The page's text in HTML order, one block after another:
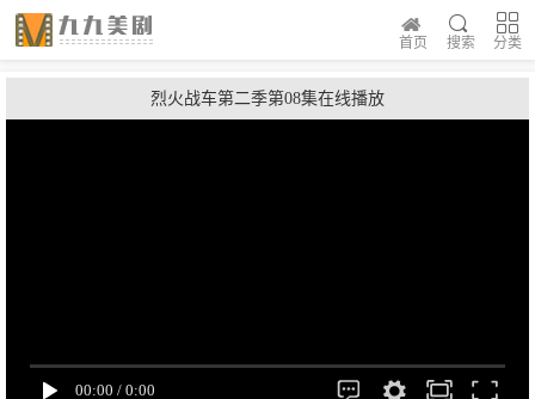
分类
搜索
首页
烈火战车第二季第08集在线播放